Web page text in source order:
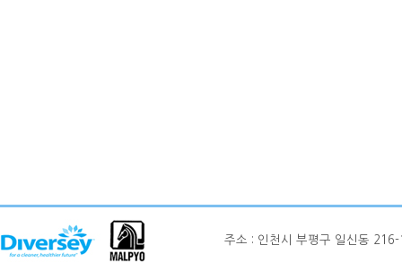
주소 : 인천시 부평구 일신동